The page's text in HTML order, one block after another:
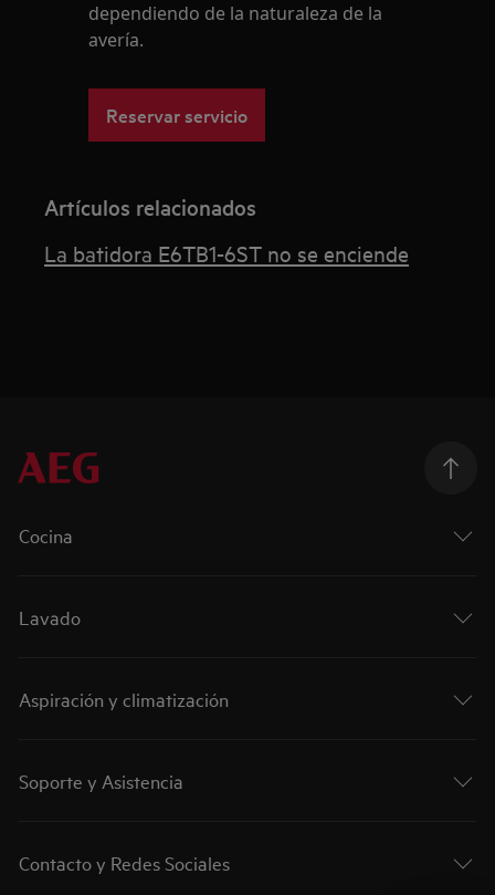
dependiendo de la naturaleza de la
avería.
Reservar servicio
Artículos relacionados
La batidora E6TB1-6ST no se enciende
Cocina
Lavado
Aspiración y climatización
Soporte y Asistencia
Contacto y Redes Sociales